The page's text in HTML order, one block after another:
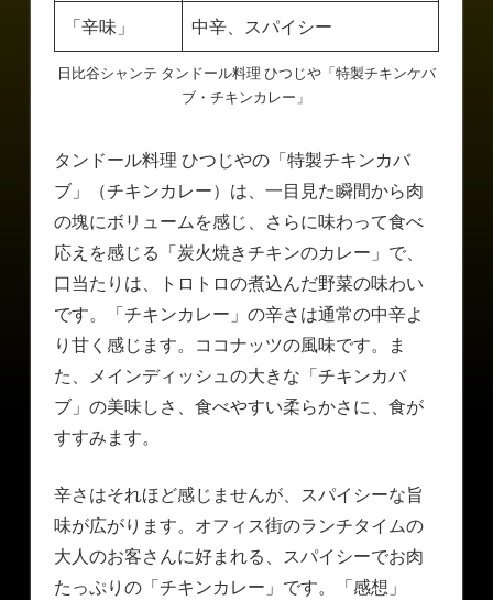
「辛味」 中辛、スパイシー
日比谷シャンテ タンドール料理 ひつじや「特製チキンケバ
ブ・チキンカレー」
タンドール料理 ひつじやの「特製チキンカバ
ブ」（チキンカレー）は、一目見た瞬間から肉
の塊にボリュームを感じ、さらに味わって食べ
応えを感じる「炭火焼きチキンのカレー」で、
口当たりは、トロトロの煮込んだ野菜の味わい
です。「チキンカレー」の辛さは通常の中辛よ
り甘く感じます。ココナッツの風味です。ま
た、メインディッシュの大きな「チキンカバ
ブ」の美味しさ、食べやすい柔らかさに、食が
すすみます。
辛さはそれほど感じませんが、スパイシーな旨
味が広がります。オフィス街のランチタイムの
大人のお客さんに好まれる、スパイシーでお肉
たっぷりの「チキンカレー」です。「感想」